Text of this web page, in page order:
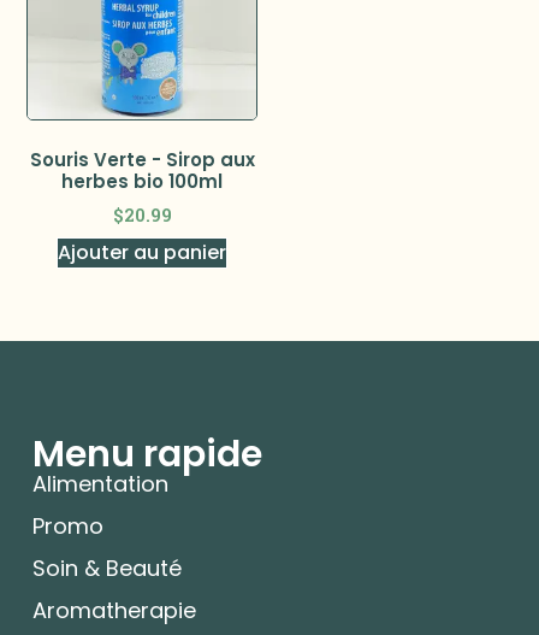
Souris Verte - Sirop aux
herbes bio 100ml
$20.99
Ajouter au panier
Menu rapide
Alimentation
Promo
Soin & Beauté
Aromatherapie